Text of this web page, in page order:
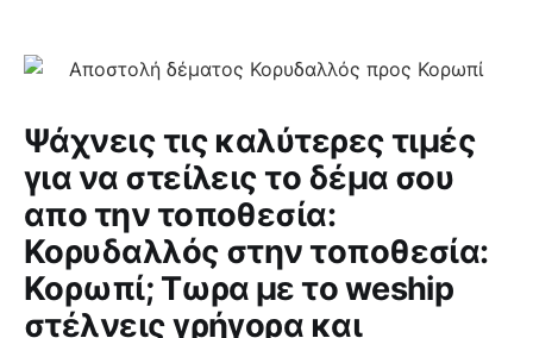
Ψάχνεις τις καλύτερες τιμές
για να στείλεις το δέμα σου
απο την τοποθεσία:
Κορυδαλλός στην τοποθεσία:
Κορωπί; Τωρα με το weship
στέλνεις γρήγορα και